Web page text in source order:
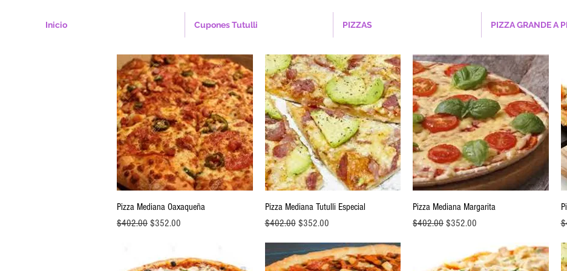
Inicio Cupones Tutulli PIZZAS PIZZA GRANDE A
Vista rápida
Pizza Mediana Oaxaqueña
Precio
$402.00 Precio de oferta
$352.00
Vista rápida
Pizza Mediana Tutulli Especial
Precio
$402.00 Precio de oferta
$352.00
Vista rápida
Pizza Mediana Margarita
Precio
$402.00 Precio de oferta
$352.00